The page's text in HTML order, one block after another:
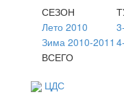
СЕЗОН
Лето 2010
Зима 2010-2011
ВСЕГО
ЦДС